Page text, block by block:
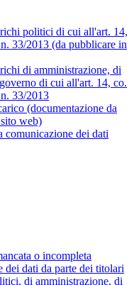
politici di cui all'art. 14,
33/2013 (da pubblicare in
di amministrazione, di
di cui all'art. 14, co.
33/2013
(documentazione da
web)
comunicazione dei dati
o incompleta
dei dati da parte dei titolari
di amministrazione, di